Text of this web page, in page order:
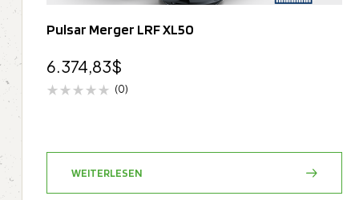
Pulsar Merger LRF XL50
6.374,83$
(0)
WEITERLESEN